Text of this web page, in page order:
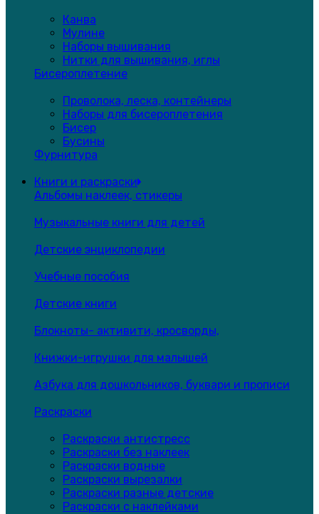
Канва
Мулине
Наборы вышивания
Нитки для вышивания, иглы
Бисероплетение
Проволока, леска, контейнеры
Наборы для бисероплетения
Бисер
Бусины
Фурнитура
Книги и раскраски
Альбомы наклеек, стикеры
Музыкальные книги для детей
Детские энциклопедии
Учебные пособия
Детские книги
Блокноты- активити, кросворды,
Книжки-игрушки для малышей
Азбука для дошкольников, буквари и прописи
Раскраски
Раскраски антистресс
Раскраски без наклеек
Раскраски водные
Раскраски вырезалки
Раскраски разные детские
Раскраски с наклейками